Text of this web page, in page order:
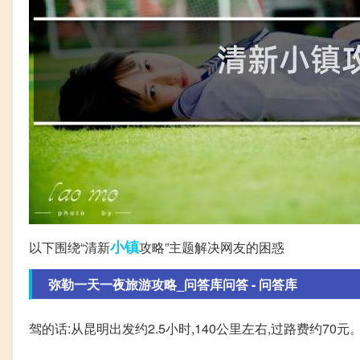
以下围绕“清新小镇攻略”主题解决网友的困惑
弥勒一天一夜旅游攻略_问答库问答 - 问答库
驾的话:从昆明出发约2.5小时,140公里左右,过路费约70元